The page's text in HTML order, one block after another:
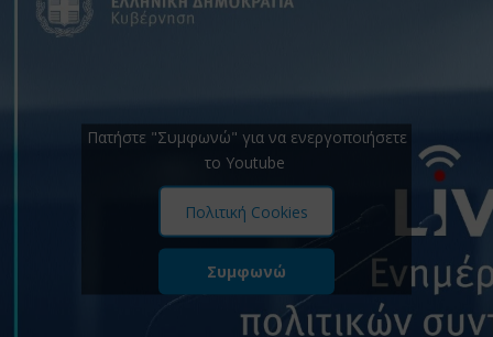
Πατήστε "Συμφωνώ" για να ενεργοποιήσετε
το Youtube
Πολιτική Cookies
Συμφωνώ